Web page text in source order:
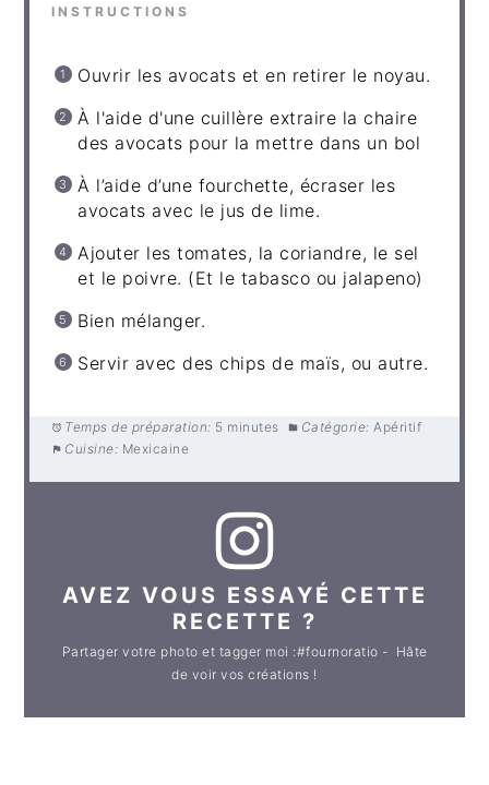
INSTRUCTIONS
Ouvrir les avocats et en retirer le noyau.
À l'aide d'une cuillère extraire la chaire
des avocats pour la mettre dans un bol
À l’aide d’une fourchette, écraser les
avocats avec le jus de lime.
Ajouter les tomates, la coriandre, le sel
et le poivre. (Et le tabasco ou jalapeno)
Bien mélanger.
Servir avec des chips de maïs, ou autre.
Temps de préparation: 5 minutes Catégorie: Apéritif
Cuisine: Mexicaine
AVEZ VOUS ESSAYÉ CETTE
RECETTE ?
Partager votre photo et tagger moi :#fournoratio - Hâte
de voir vos créations !